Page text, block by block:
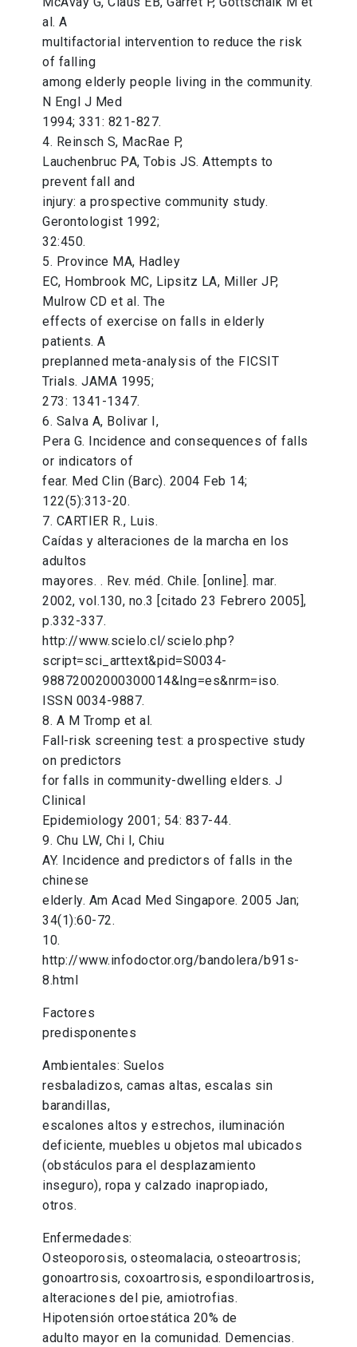
al. A
multifactorial intervention to reduce the risk
of falling
among elderly people living in the community.
N Engl J Med
1994; 331: 821-827.
4. Reinsch S, MacRae P,
Lauchenbruc PA, Tobis JS. Attempts to
prevent fall and
injury: a prospective community study.
Gerontologist 1992;
32:450.
5. Province MA, Hadley
EC, Hombrook MC, Lipsitz LA, Miller JP,
Mulrow CD et al. The
effects of exercise on falls in elderly
patients. A
preplanned meta-analysis of the FICSIT
Trials. JAMA 1995;
273: 1341-1347.
6. Salva A, Bolivar I,
Pera G. Incidence and consequences of falls
or indicators of
fear. Med Clin (Barc). 2004 Feb 14;
122(5):313-20.
7. CARTIER R., Luis.
Caídas y alteraciones de la marcha en los
adultos
mayores. . Rev. méd. Chile. [online]. mar.
2002, vol.130, no.3 [citado 23 Febrero 2005],
p.332-337.
http://www.scielo.cl/scielo.php?
script=sci_arttext&pid=S0034-
98872002000300014&lng=es&nrm=iso.
ISSN 0034-9887.
8. A M Tromp et al.
Fall-risk screening test: a prospective study
on predictors
for falls in community-dwelling elders. J
Clinical
Epidemiology 2001; 54: 837-44.
9. Chu LW, Chi I, Chiu
AY. Incidence and predictors of falls in the
chinese
elderly. Am Acad Med Singapore. 2005 Jan;
34(1):60-72.
10.
http://www.infodoctor.org/bandolera/b91s-
8.html
Factores
predisponentes
Ambientales: Suelos
resbaladizos, camas altas, escalas sin
barandillas,
escalones altos y estrechos, iluminación
deficiente, muebles u objetos mal ubicados
(obstáculos para el desplazamiento
inseguro), ropa y calzado inapropiado,
otros.
Enfermedades:
Osteoporosis, osteomalacia, osteoartrosis;
gonoartrosis, coxoartrosis, espondiloartrosis,
alteraciones del pie, amiotrofias.
Hipotensión ortoestática 20% de
adulto mayor en la comunidad. Demencias.